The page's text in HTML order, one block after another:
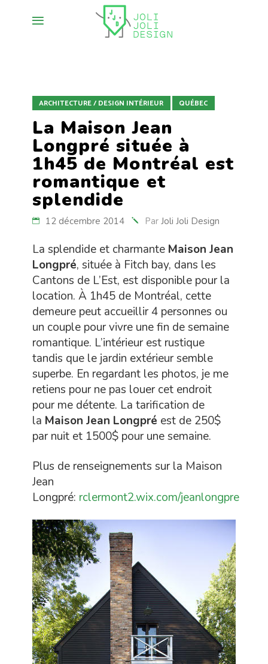
ARCHITECTURE / DESIGN INTÉRIEUR QUÉBEC
La Maison Jean
Longpré située à
1h45 de Montréal est
romantique et
splendide
12 décembre 2014 Par Joli Joli Design
La splendide et charmante Maison Jean
Longpré, située à Fitch bay, dans les
Cantons de L’Est, est disponible pour la
location. À 1h45 de Montréal, cette
demeure peut accueillir 4 personnes ou
un couple pour vivre une fin de semaine
romantique. L’intérieur est rustique
tandis que le jardin extérieur semble
superbe. En regardant les photos, je me
retiens pour ne pas louer cet endroit
pour me détente. La tarification de
la Maison Jean Longpré est de 250$
par nuit et 1500$ pour une semaine.
Plus de renseignements sur la Maison
Jean
Longpré: rclermont2.wix.com/jeanlongpre